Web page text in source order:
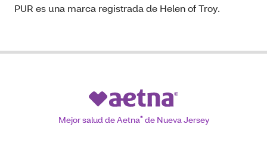
PUR es una marca registrada de Helen of Troy.
Mejor salud de Aetna®de Nueva Jersey